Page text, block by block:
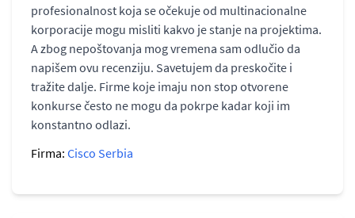
profesionalnost koja se očekuje od multinacionalne
korporacije mogu misliti kakvo je stanje na projektima.
A zbog nepoštovanja mog vremena sam odlučio da
napišem ovu recenziju. Savetujem da preskočite i
tražite dalje. Firme koje imaju non stop otvorene
konkurse često ne mogu da pokrpe kadar koji im
konstantno odlazi.
Firma: Cisco Serbia